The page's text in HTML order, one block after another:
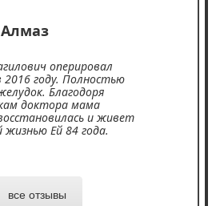
Алмаз
оперировал
году. Полностью
Благодоря
доктора мама
и живет
жизнью Ей 84 года.
все отзывы